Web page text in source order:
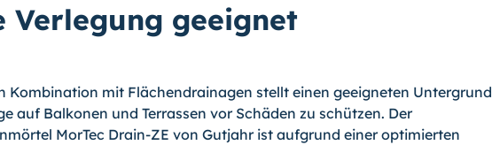
Verlegung geeignet
Kombination mit Flächendrainagen stellt einen geeigneten Untergrund
auf Balkonen und Terrassen vor Schäden zu schützen. Der
MorTec Drain-ZE von Gutjahr ist aufgrund einer optimierten